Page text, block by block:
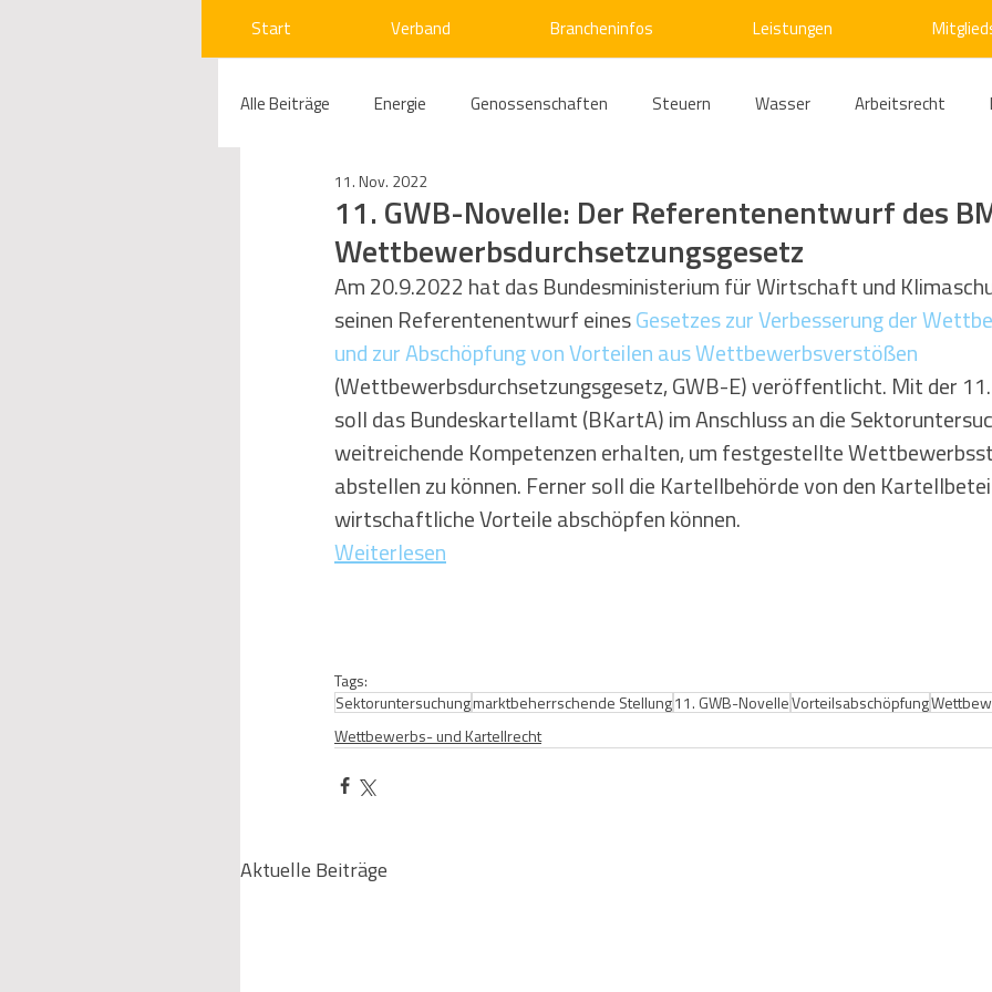
Start Verband Brancheninfos Leistungen
Alle Beiträge Energie Genossenschaften Steuern Wasser Arbeitsrecht
Compliance Gas
Beihilfenrecht Kraftwerke Kälte Verkehr Entsorgung/Abfall
Regulierung Wettbewerbs- und Kartellrecht Europarecht Wirtschafts- und
Telekommunikation Gesellschaftsrecht E-Mobilität Verwaltungsrecht
11. GWB-Novelle: Der Referentenentwurf des
Wettbewerbsdurchsetzungsgesetz
11. Nov. 2022
Am 20.9.2022 hat das Bundesministerium für Wirtschaft und
seinen Referentenentwurf eines Gesetzes zur Verbesserung der
und zur Abschöpfung von Vorteilen aus Wettbewerbsverstößen
(Wettbewerbsdurchsetzungsgesetz, GWB-E) veröffentlicht. Mit der
soll das Bundeskartellamt (BKartA) im Anschluss an die
weitreichende Kompetenzen erhalten, um festgestellte
abstellen zu können. Ferner soll die Kartellbehörde von den
wirtschaftliche Vorteile abschöpfen können.
Weiterlesen
Tags:
Sektoruntersuchungmarktbeherrschende Stellung11. GWB-NovelleVorteilsabschöpfung
Wettbewerbs- und Kartellrecht
Aktuelle Beiträge